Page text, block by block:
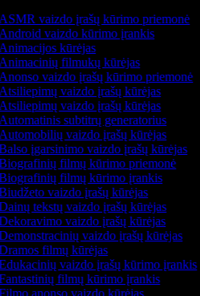
vaizdo įrašų kūrimo priemonė
vaizdo kūrimo įrankis
kūrėjas
filmukų kūrėjas
vaizdo įrašų kūrimo priemonė
vaizdo įrašų kūrėjas
vaizdo įrašų kūrėjas
subtitrų generatorius
vaizdo įrašų kūrėjas
įgarsinimo vaizdo įrašų kūrėjas
filmų kūrimo priemonė
filmų kūrimo įrankis
vaizdo įrašų kūrėjas
tekstų vaizdo įrašų kūrėjas
vaizdo įrašų kūrėjas
vaizdo įrašų kūrėjas
filmų kūrėjas
vaizdo įrašų kūrimo įrankis
filmų kūrimo įrankis